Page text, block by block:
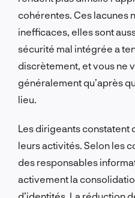
cohérentes. Ces lacunes
inefficaces, elles sont
sécurité mal intégrée a
discrètement, et vous ne
généralement qu’après
lieu.
Les dirigeants constatent
leurs activités. Selon les
des responsables
activement la
d’identités. La réduction